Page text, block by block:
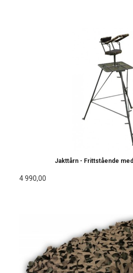
Jakttårn - Frittstående
4 990,00